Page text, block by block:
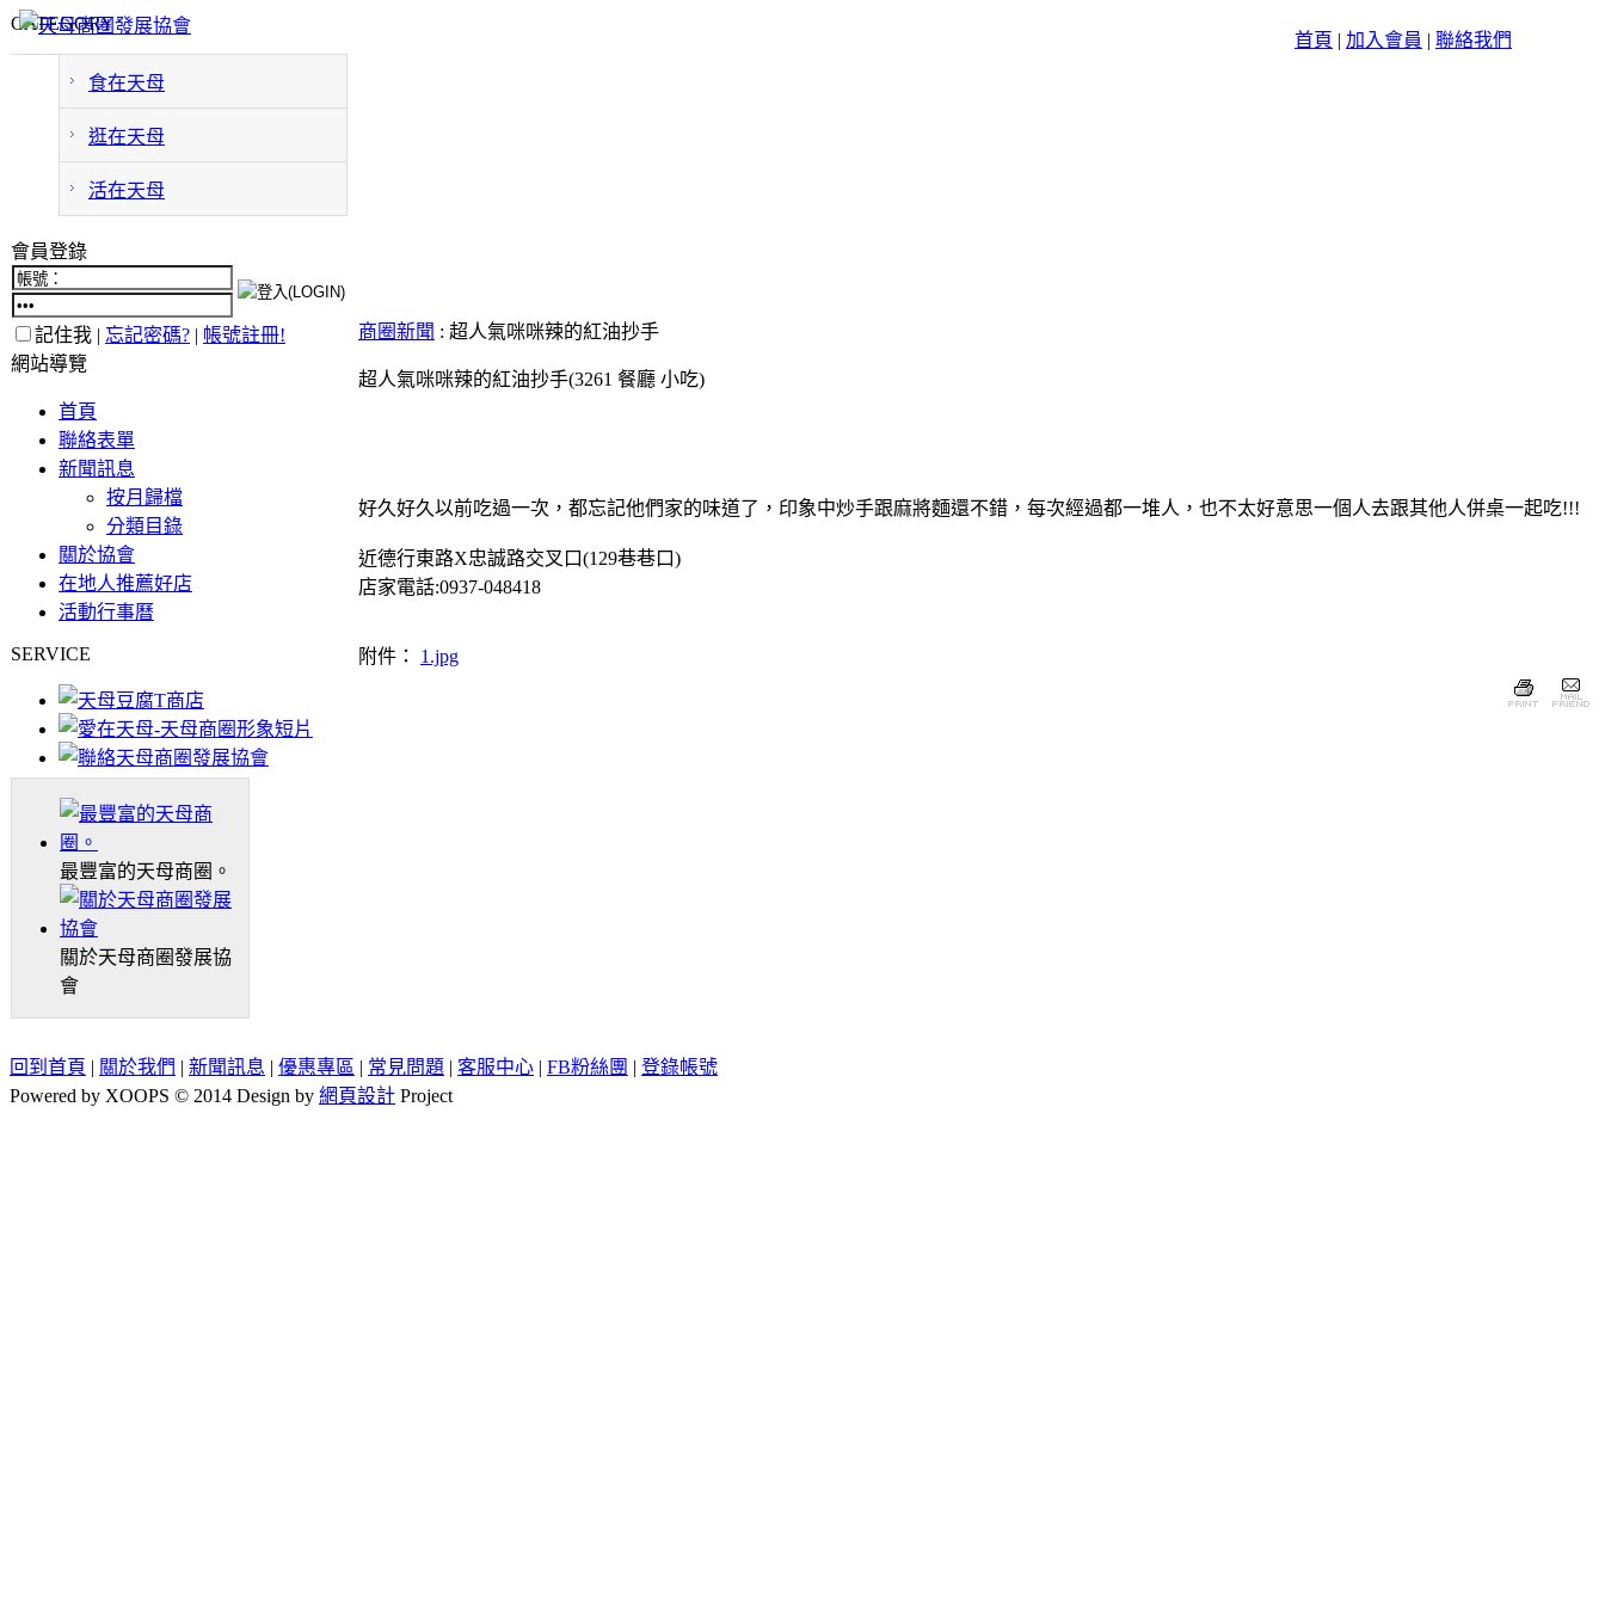
首頁 | 加入會員 | 聯絡我們
CATEGORY
食在天母
逛在天母
活在天母
會員登錄
記住我 | 忘記密碼? | 帳號註冊!
網站導覽
首頁
聯絡表單
新聞訊息
按月歸檔
分類目錄
關於協會
在地人推薦好店
活動行事曆
SERVICE
最豐富的天母商圈。
關於天母商圈發展協
會
商圈新聞 : 超人氣咪咪辣的紅油抄手
超人氣咪咪辣的紅油抄手(3261 餐廳 小吃)
好久好久以前吃過一次，都忘記他們家的味道了，印象中炒手跟麻將麵還不錯，每次經過都一堆人，也不太好意思一個 人去跟其他人併桌一起吃!!!
近德行東路X忠誠路交叉口(129巷巷口)
店家電話:0937-048418
附件： 1.jpg
回到首頁 | 關於我們 | 新聞訊息 | 優惠專區 | 常見問題 | 客服中心 | FB粉絲團 | 登錄帳號
Powered by XOOPS © 2014 Design by 網頁設計 Project